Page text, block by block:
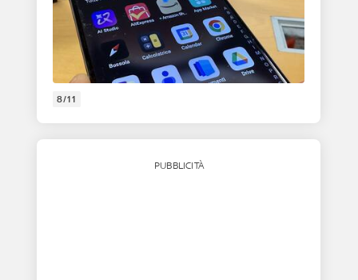
8/11
PUBBLICITÀ